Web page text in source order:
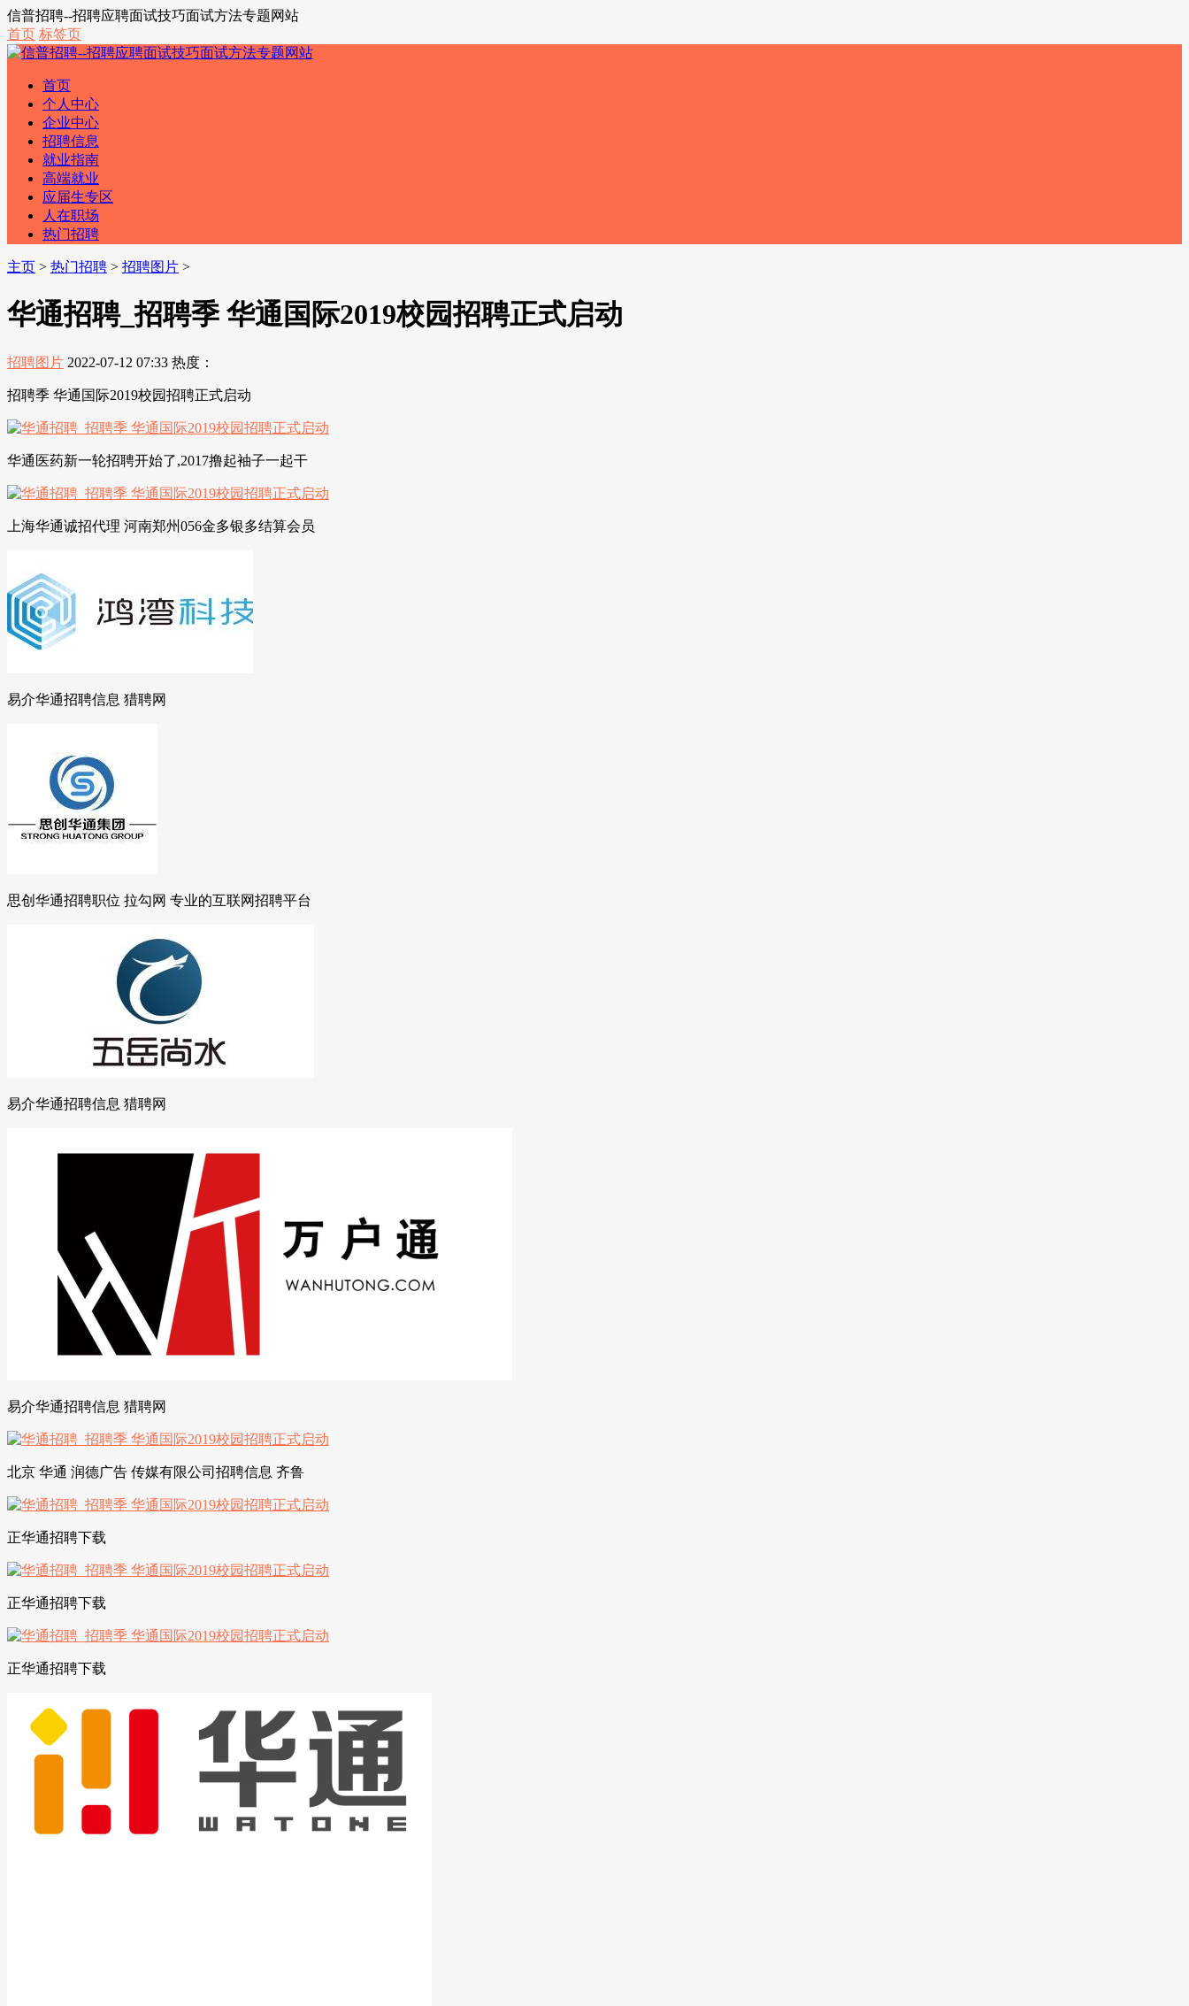
信普招聘--招聘应聘面试技巧面试方法专题网站
首页 标签页
首页
个人中心
企业中心
招聘信息
就业指南
高端就业
应届生专区
人在职场
热门招聘
主页 > 热门招聘 > 招聘图片 >
华通招聘_招聘季 华通国际2019校园招聘正式启动
招聘图片 2022-07-12 07:33 热度：
招聘季 华通国际2019校园招聘正式启动
华通医药新一轮招聘开始了,2017撸起袖子一起干
上海华通诚招代理 河南郑州056金多银多结算会员
易介华通招聘信息 猎聘网
思创华通招聘职位 拉勾网 专业的互联网招聘平台
易介华通招聘信息 猎聘网
易介华通招聘信息 猎聘网
北京 华通 润德广告 传媒有限公司招聘信息 齐鲁
正华通招聘下载
正华通招聘下载
正华通招聘下载